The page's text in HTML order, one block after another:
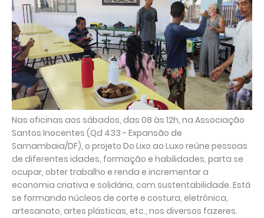
Nas oficinas aos sábados, das 08 às 12h, na Associação
Santos Inocentes (Qd 433 - Expansão de
Samambaia/DF), o projeto Do Lixo ao Luxo reúne pessoas
de diferentes idades, formação e habilidades, parta se
ocupar, obter trabalho e renda e incrementar a
economia criativa e solidária, com sustentabilidade. Está
se formando núcleos de corte e costura, eletrônica,
artesanato, artes plásticas, etc., nos diversos fazeres.